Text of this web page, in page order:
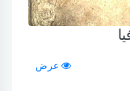
عرض